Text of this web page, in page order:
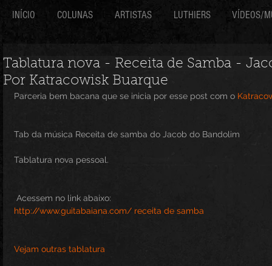
INÍCIO COLUNAS ARTISTAS LUTHIERS VÍDEOS/
Tablatura nova - Receita de Samba -
Por Katracowisk Buarque
Parceria bem bacana que se inicia por esse post com o
Tab da música Receita de samba do Jacob do Bandolim
Tablatura nova pessoal.
Acessem no link abaixo:
http://www.guitabaiana.com/ receita de samba
Vejam outras tablatura